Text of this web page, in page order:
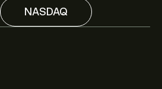
NASDAQ
pentru acțiunile Steel Dynamics
pieței, rapoarte financiare și
cele mai recente previziuni
de preț.
Steel Dynamics Inc este de